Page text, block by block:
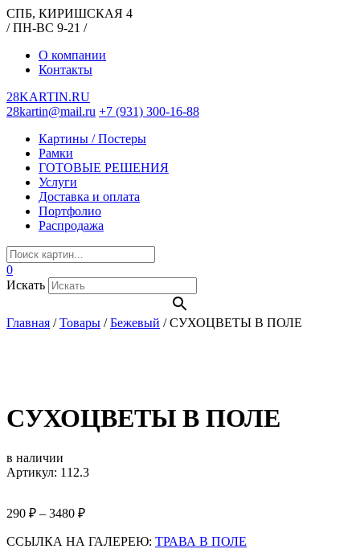
СПБ, КИРИШСКАЯ 4
/ ПН-ВС 9-21 /
О компании
Контакты
28KARTIN.RU
28kartin@mail.ru +7 (931) 300-16-88
Картины / Постеры
Рамки
ГОТОВЫЕ РЕШЕНИЯ
Услуги
Доставка и оплата
Портфолио
Распродажа
0
Искать
Главная /Товары /Бежевый /СУХОЦВЕТЫ В ПОЛЕ
СУХОЦВЕТЫ В ПОЛЕ
в наличии
Артикул: 112.3
290 ₽ – 3480 ₽
ССЫЛКА НА ГАЛЕРЕЮ: ТРАВА В ПОЛЕ